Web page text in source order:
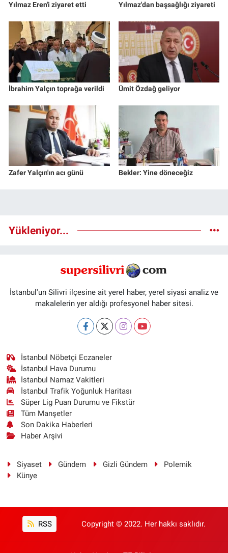
Yılmaz Eren'i ziyaret etti Yılmaz'dan başsağlığı ziyareti
İbrahim Yalçın toprağa verildi Ümit Özdağ geliyor
Zafer Yalçın'ın acı günü Bekler: Yine döneceğiz
Yükleniyor...
İstanbul'un Silivri ilçesine ait yerel haber, yerel siyasi analiz ve
makalelerin yer aldığı profesyonel haber sitesi.
İstanbul Nöbetçi Eczaneler
İstanbul Hava Durumu
İstanbul Namaz Vakitleri
İstanbul Trafik Yoğunluk Haritası
Süper Lig Puan Durumu ve Fikstür
Tüm Manşetler
Son Dakika Haberleri
Haber Arşivi
Siyaset Gündem Gizli Gündem
Polemik
Künye
RSS Copyright © 2022. Her hakkı saklıdır.